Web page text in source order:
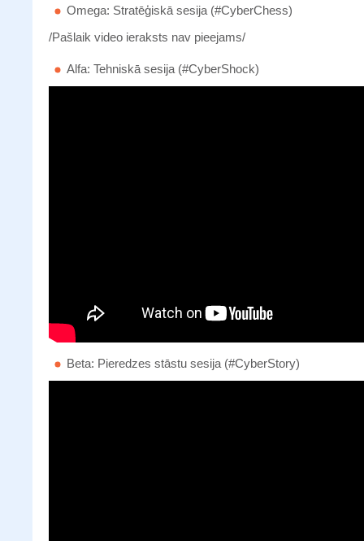
Omega: Stratēģiskā sesija (#CyberChess)
/Pašlaik video ieraksts nav pieejams/
Alfa: Tehniskā sesija (#CyberShock)
Beta: Pieredzes stāstu sesija (#CyberStory)